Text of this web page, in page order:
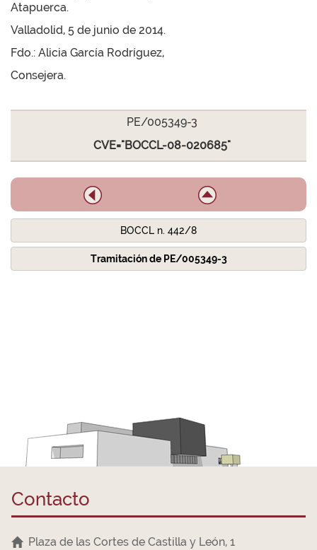
Atapuerca.
Valladolid, 5 de junio de 2014.
Fdo.: Alicia García Rodríguez,
Consejera.
PE/005349-3
CVE="BOCCL-08-020685"
BOCCL n. 442/8
Tramitación de PE/005349-3
Contacto
Plaza de las Cortes de Castilla y León, 1